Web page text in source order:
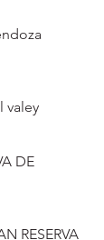
valey
DE
RESERVA